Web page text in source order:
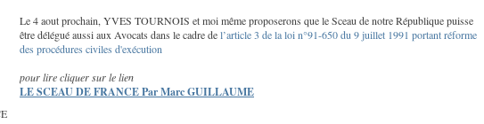
Le 4 aout prochain, YVES TOURNOIS et moi même proposerons que le Sceau de notre République puisse
être délégué aussi aux Avocats dans le cadre del’article 3 de la loi n°91-650 du 9 juillet 1991 portant réforme
des procédures civiles d'exécution
pour lire cliquer sur le lien
LE SCEAU DE FRANCE Par Marc GUILLAUME